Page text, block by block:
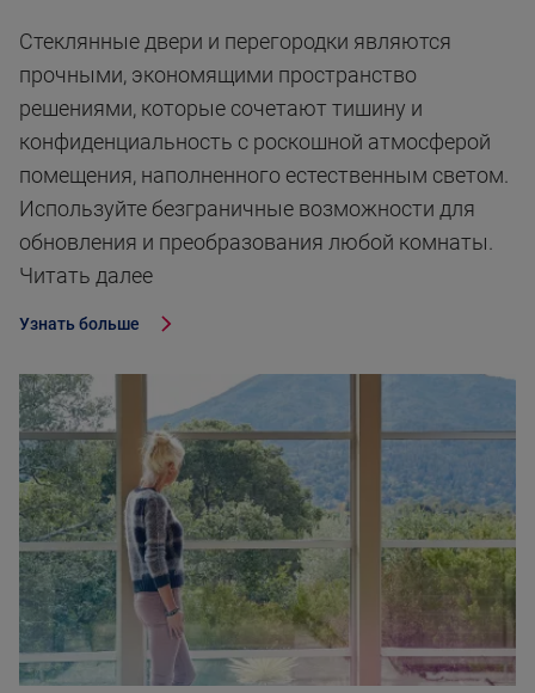
Стеклянные двери и перегородки являются
прочными, экономящими пространство
решениями, которые сочетают тишину и
конфиденциальность с роскошной атмосферой
помещения, наполненного естественным светом.
Используйте безграничные возможности для
обновления и преобразования любой комнаты.
Читать далее
Узнать больше